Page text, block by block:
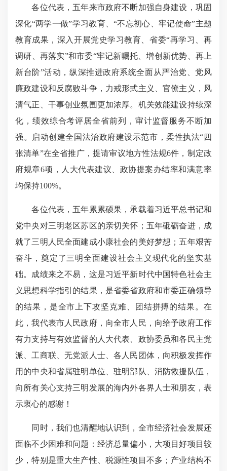
各位代表，五年来市政府不断加强自身建设，巩固
深化“两学一做”学习教育、“不忘初心、牢记使命”主题
教育成果，深入开展党史学习教育、省委“再学习、再
调研、再落实”和市委“牢记新嘱托、增创新优势、再上
新台阶”活动，纵深推进政府系统全面从严治党、党风
廉政建设和反腐败斗争，力戒形式主义、官僚主义，风
清气正、干事创业氛围更加浓厚。机关效能建设持续深
化，绩效综合考评居全省前列，审计监督服务不断加
强。启动创建全国法治政府建设示范市，柔性执法“四
张清单”在全省推广，提请审议地方性法规6件，制定政
府规章6项，人大代表建议、政协提案办结率和满意率
均保持100%。
各位代表，五年累累硕果，承载着习近平总书记和
党中央对三明老区苏区的亲切关怀；五年砥砺奋进，成
就了三明人民全面建成小康社会的美好梦想；五年艰苦
奋斗，奠定了三明全面建设社会主义现代化的坚实基
础。成绩来之不易，这是习近平新时代中国特色社会主
义思想科学指引的结果，是省委省政府和市委正确领导
的结果，是全市上下攻坚克难、团结拼搏的结果。在
此，我代表市人民政府，向全市人民，向给予政府工作
有力支持与有效监督的人大代表、政协委员和各民主党
派、工商联、无党派人士、各人民团体，向积极发挥作
用的中央和省属驻明单位、驻明部队、消防救援队伍，
向所有关心支持三明发展的海内外各界人士和朋友，表
示衷心的感谢！
同时，我们也清醒地认识到，全市经济社会发展还
面临不少困难和问题：经济总量偏小，大项目好项目较
少，特别是重大生产性、税源性项目不多；产业结构不